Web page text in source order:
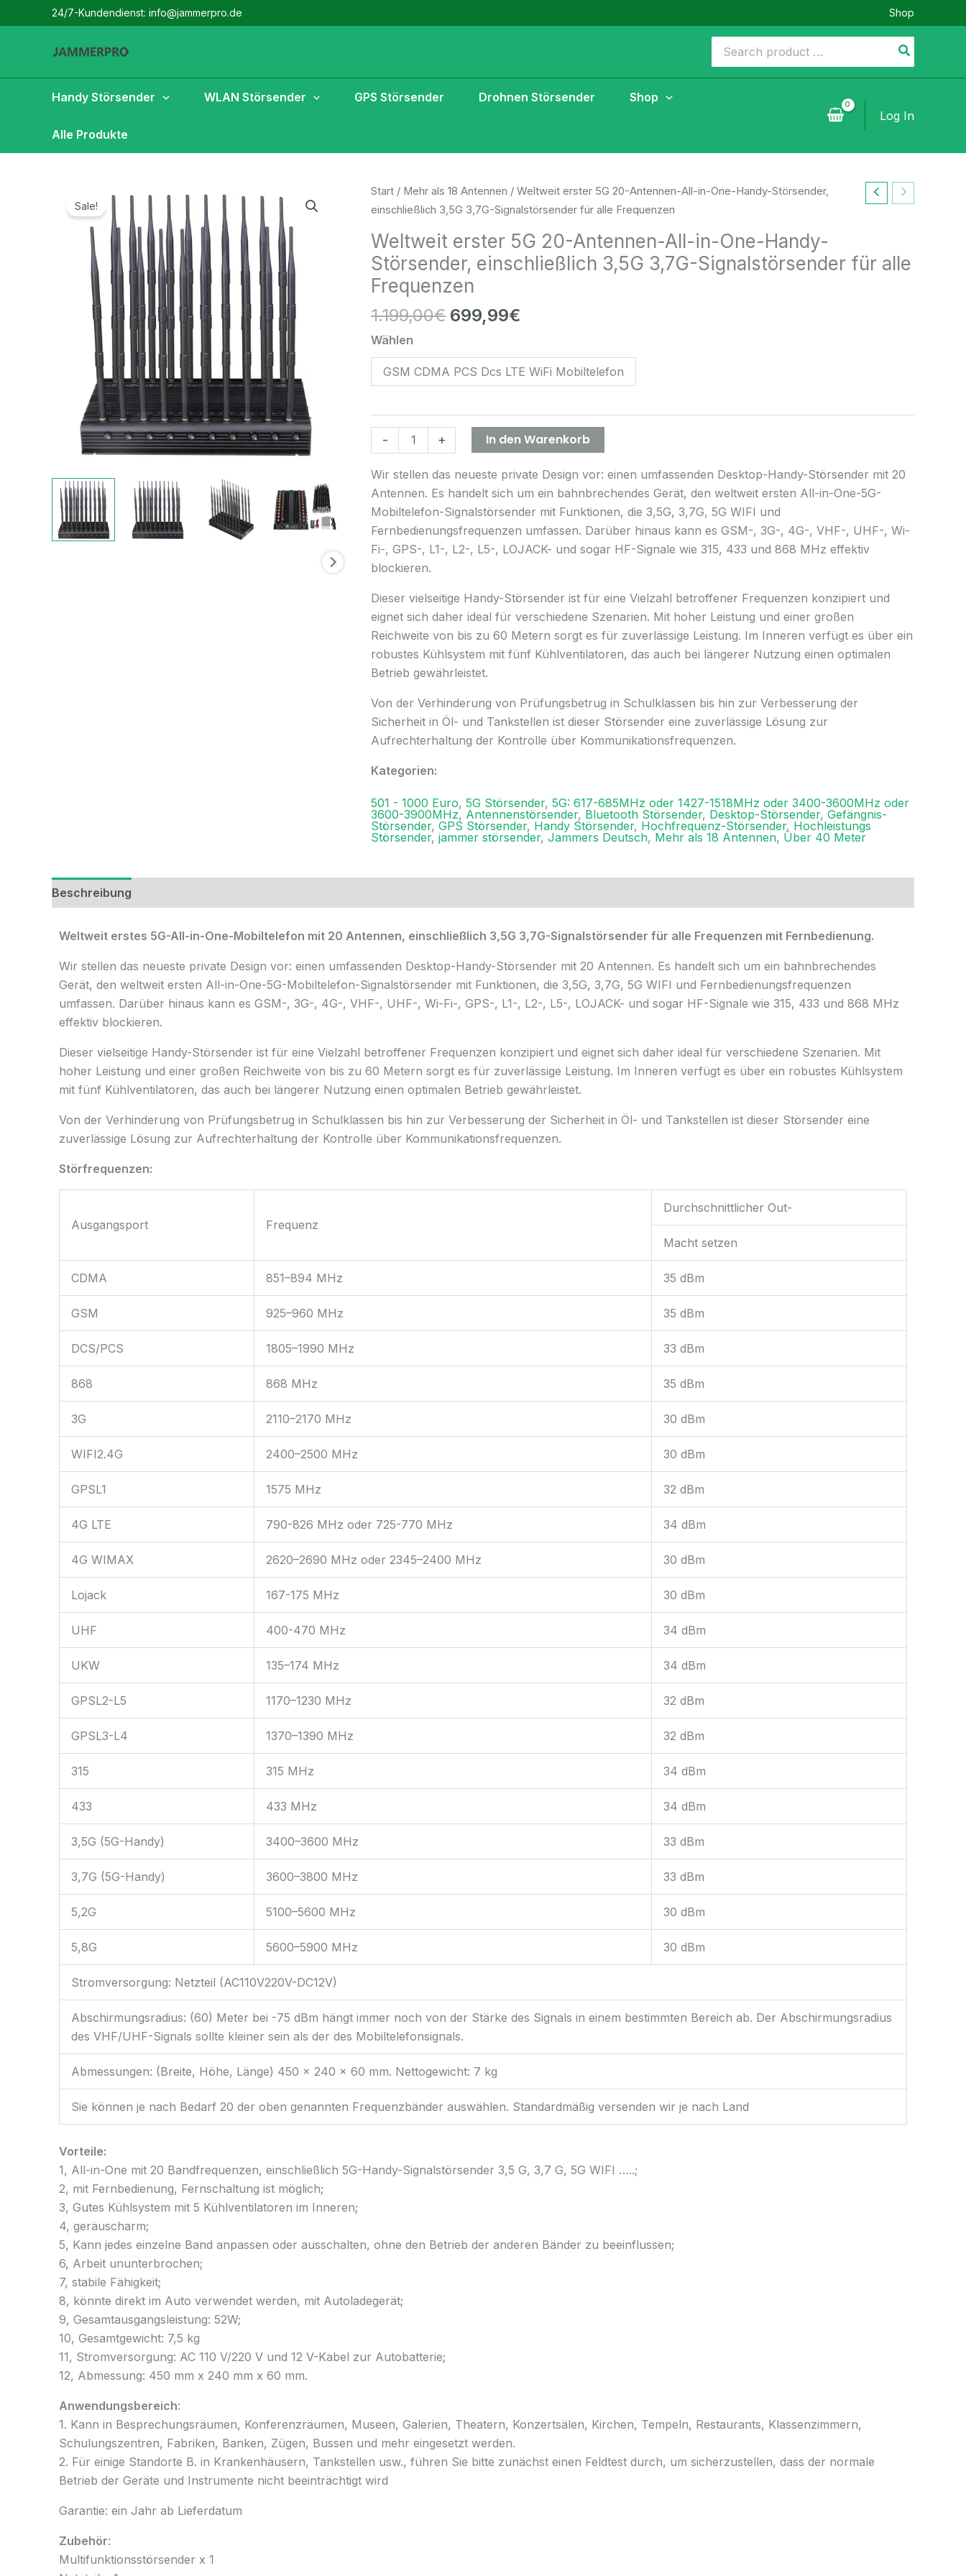
Inhalt
24/7-Kundendienst: info@jammerpro.de Shop
for:
Handy Störsender WLAN Störsender GPS Störsender Drohnen Störsender Shop
Alle Produkte
Log In
Sale!
Start / Mehr als 18 Antennen / Weltweit erster 5G 20-Antennen-All-in-One-Handy-Störsender,
einschließlich 3,5G 3,7G-Signalstörsender für alle Frequenzen
Weltweit erster 5G 20-Antennen-All-in-One-Handy-
Störsender, einschließlich 3,5G 3,7G-Signalstörsender für alle
Frequenzen
1.199,00€
Ursprünglicher
Preis
1.199,00€
699,99€
Aktueller
Preis
699,99€.
Wählen
GSM CDMA PCS Dcs LTE WiFi Mobiltelefon
-
Weltweit
erster
20-
Antennen-
All-
One-
Handy-
Störsender,
einschließlich
3,7G-
Signalstörsender
für
alle
Frequenzen
Menge
+ In den Warenkorb
Wir stellen das neueste private Design vor: einen umfassenden Desktop-Handy-Störsender mit 20
Antennen. Es handelt sich um ein bahnbrechendes Gerät, den weltweit ersten All-in-One-5G-
Mobiltelefon-Signalstörsender mit Funktionen, die 3,5G, 3,7G, 5G WIFI und
Fernbedienungsfrequenzen umfassen. Darüber hinaus kann es GSM-, 3G-, 4G-, VHF-, UHF-, Wi-
Fi-, GPS-, L1-, L2-, L5-, LOJACK- und sogar HF-Signale wie 315, 433 und 868 MHz effektiv
blockieren.
Dieser vielseitige Handy-Störsender ist für eine Vielzahl betroffener Frequenzen konzipiert und
eignet sich daher ideal für verschiedene Szenarien. Mit hoher Leistung und einer großen
Reichweite von bis zu 60 Metern sorgt es für zuverlässige Leistung. Im Inneren verfügt es über ein
robustes Kühlsystem mit fünf Kühlventilatoren, das auch bei längerer Nutzung einen optimalen
Betrieb gewährleistet.
Von der Verhinderung von Prüfungsbetrug in Schulklassen bis hin zur Verbesserung der
Sicherheit in Öl- und Tankstellen ist dieser Störsender eine zuverlässige Lösung zur
Aufrechterhaltung der Kontrolle über Kommunikationsfrequenzen.
Kategorien:
501 - 1000 Euro, 5G Störsender, 5G: 617-685MHz oder 1427-1518MHz oder 3400-3600MHz oder
3600-3900MHz, Antennenstörsender, Bluetooth Störsender, Desktop-Störsender, Gefängnis-
Störsender, GPS Störsender, Handy Störsender, Hochfrequenz-Störsender, Hochleistungs
Störsender, jammer störsender, Jammers Deutsch, Mehr als 18 Antennen, Über 40 Meter
Beschreibung
Weltweit erstes 5G-All-in-One-Mobiltelefon mit 20 Antennen, einschließlich 3,5G 3,7G-Signalstörsender für alle Frequenzen mit Fernbedienung.
Wir stellen das neueste private Design vor: einen umfassenden Desktop-Handy-Störsender mit 20 Antennen. Es handelt sich um ein bahnbrechendes
Gerät, den weltweit ersten All-in-One-5G-Mobiltelefon-Signalstörsender mit Funktionen, die 3,5G, 3,7G, 5G WIFI und Fernbedienungsfrequenzen
umfassen. Darüber hinaus kann es GSM-, 3G-, 4G-, VHF-, UHF-, Wi-Fi-, GPS-, L1-, L2-, L5-, LOJACK- und sogar HF-Signale wie 315, 433 und 868 MHz
effektiv blockieren.
Dieser vielseitige Handy-Störsender ist für eine Vielzahl betroffener Frequenzen konzipiert und eignet sich daher ideal für verschiedene Szenarien. Mit
hoher Leistung und einer großen Reichweite von bis zu 60 Metern sorgt es für zuverlässige Leistung. Im Inneren verfügt es über ein robustes Kühlsystem
mit fünf Kühlventilatoren, das auch bei längerer Nutzung einen optimalen Betrieb gewährleistet.
Von der Verhinderung von Prüfungsbetrug in Schulklassen bis hin zur Verbesserung der Sicherheit in Öl- und Tankstellen ist dieser Störsender eine
zuverlässige Lösung zur Aufrechterhaltung der Kontrolle über Kommunikationsfrequenzen.
Störfrequenzen:
Ausgangsport Frequenz
Durchschnittlicher Out-
Macht setzen
CDMA 851–894 MHz 35 dBm
GSM 925–960 MHz 35 dBm
DCS/PCS 1805–1990 MHz 33 dBm
868 868 MHz 35 dBm
3G 2110–2170 MHz 30 dBm
WIFI2.4G 2400–2500 MHz 30 dBm
GPSL1 1575 MHz 32 dBm
4G LTE 790-826 MHz oder 725-770 MHz 34 dBm
4G WIMAX 2620–2690 MHz oder 2345–2400 MHz 30 dBm
Lojack 167-175 MHz 30 dBm
UHF 400-470 MHz 34 dBm
UKW 135–174 MHz 34 dBm
GPSL2-L5 1170–1230 MHz 32 dBm
GPSL3-L4 1370–1390 MHz 32 dBm
315 315 MHz 34 dBm
433 433 MHz 34 dBm
3,5G (5G-Handy) 3400–3600 MHz 33 dBm
3,7G (5G-Handy) 3600–3800 MHz 33 dBm
5,2G 5100–5600 MHz 30 dBm
5,8G 5600–5900 MHz 30 dBm
Stromversorgung: Netzteil (AC110V220V-DC12V)
Abschirmungsradius: (60) Meter bei -75 dBm hängt immer noch von der Stärke des Signals in einem bestimmten Bereich ab. Der Abschirmungsradius
des VHF/UHF-Signals sollte kleiner sein als der des Mobiltelefonsignals.
Abmessungen: (Breite, Höhe, Länge) 450 x 240 x 60 mm. Nettogewicht: 7 kg
Sie können je nach Bedarf 20 der oben genannten Frequenzbänder auswählen. Standardmäßig versenden wir je nach Land
Vorteile:
1, All-in-One mit 20 Bandfrequenzen, einschließlich 5G-Handy-Signalstörsender 3,5 G, 3,7 G, 5G WIFI …..;
2, mit Fernbedienung, Fernschaltung ist möglich;
3, Gutes Kühlsystem mit 5 Kühlventilatoren im Inneren;
4, geräuscharm;
5, Kann jedes einzelne Band anpassen oder ausschalten, ohne den Betrieb der anderen Bänder zu beeinflussen;
6, Arbeit ununterbrochen;
7, stabile Fähigkeit;
8, könnte direkt im Auto verwendet werden, mit Autoladegerät;
9, Gesamtausgangsleistung: 52W;
10, Gesamtgewicht: 7,5 kg
11, Stromversorgung: AC 110 V/220 V und 12 V-Kabel zur Autobatterie;
12, Abmessung: 450 mm x 240 mm x 60 mm.
Anwendungsbereich:
1. Kann in Besprechungsräumen, Konferenzräumen, Museen, Galerien, Theatern, Konzertsälen, Kirchen, Tempeln, Restaurants, Klassenzimmern,
Schulungszentren, Fabriken, Banken, Zügen, Bussen und mehr eingesetzt werden.
2. Für einige Standorte B. in Krankenhäusern, Tankstellen usw., führen Sie bitte zunächst einen Feldtest durch, um sicherzustellen, dass der normale
Betrieb der Geräte und Instrumente nicht beeinträchtigt wird
Garantie: ein Jahr ab Lieferdatum
Zubehör:
Multifunktionsstörsender x 1